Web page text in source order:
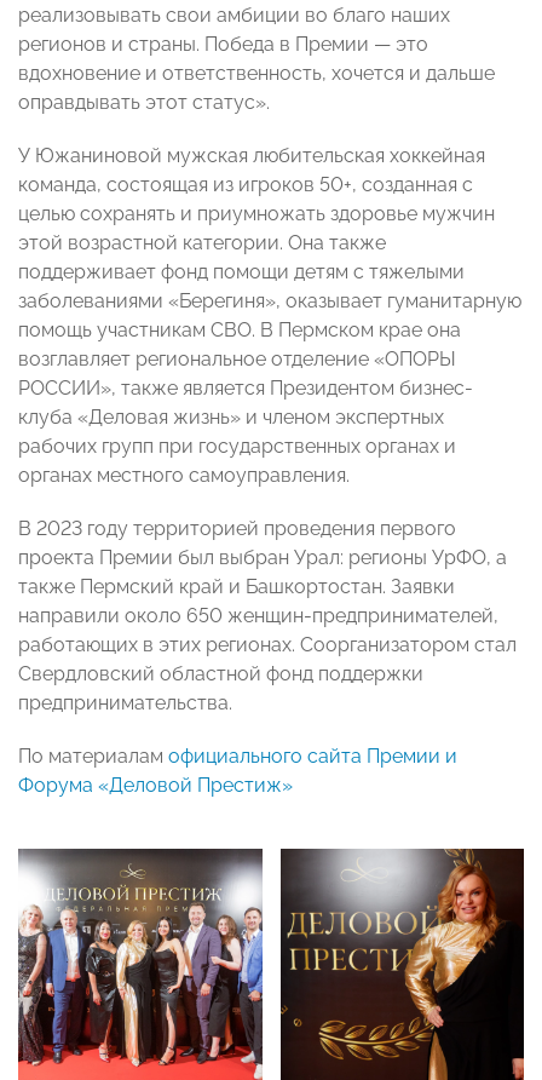
реализовывать свои амбиции во благо наших
регионов и страны. Победа в Премии — это
вдохновение и ответственность, хочется и дальше
оправдывать этот статус».
У Южаниновой мужская любительская хоккейная
команда, состоящая из игроков 50+, созданная с
целью сохранять и приумножать здоровье мужчин
этой возрастной категории. Она также
поддерживает фонд помощи детям с тяжелыми
заболеваниями «Берегиня», оказывает гуманитарную
помощь участникам СВО. В Пермском крае она
возглавляет региональное отделение «ОПОРЫ
РОССИИ», также является Президентом бизнес-
клуба «Деловая жизнь» и членом экспертных
рабочих групп при государственных органах и
органах местного самоуправления.
В 2023 году территорией проведения первого
проекта Премии был выбран Урал: регионы УрФО, а
также Пермский край и Башкортостан. Заявки
направили около 650 женщин-предпринимателей,
работающих в этих регионах. Соорганизатором стал
Свердловский областной фонд поддержки
предпринимательства.
По материалам официального сайта Премии и
Форума «Деловой Престиж»